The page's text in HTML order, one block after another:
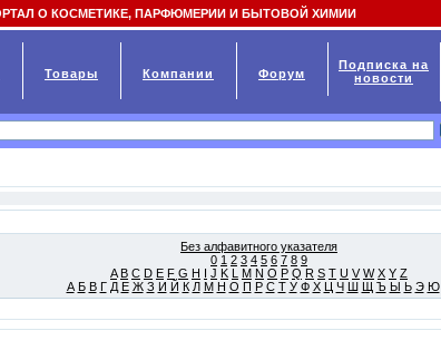
Без алфавитного указателя
0 1 2 3 4 5 6 7 8 9
A B C D E F G H I J K L M N O P Q R S T U V W X Y Z
А Б В Г Д Е Ж З И Й К Л М Н О П Р С Т У Ф Х Ц Ч Ш Щ Ъ Ы Ь Э Ю
О КОСМЕТИКЕ, ПАРФЮМЕРИИ И БЫТОВОЙ ХИМИИ
Товары Компании Форум
Подписка на
новости